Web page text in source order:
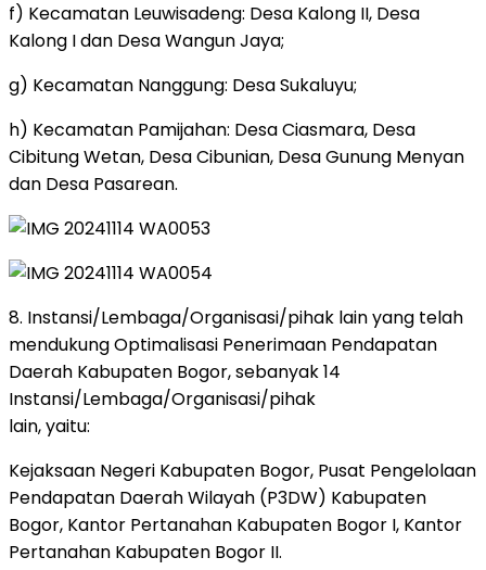
f) Kecamatan Leuwisadeng: Desa Kalong II, Desa
Kalong I dan Desa Wangun Jaya;
g) Kecamatan Nanggung: Desa Sukaluyu;
h) Kecamatan Pamijahan: Desa Ciasmara, Desa
Cibitung Wetan, Desa Cibunian, Desa Gunung Menyan
dan Desa Pasarean.
8. Instansi/Lembaga/Organisasi/pihak lain yang telah
mendukung Optimalisasi Penerimaan Pendapatan
Daerah Kabupaten Bogor, sebanyak 14
Instansi/Lembaga/Organisasi/pihak
lain, yaitu:
Kejaksaan Negeri Kabupaten Bogor, Pusat Pengelolaan
Pendapatan Daerah Wilayah (P3DW) Kabupaten
Bogor, Kantor Pertanahan Kabupaten Bogor I, Kantor
Pertanahan Kabupaten Bogor II.